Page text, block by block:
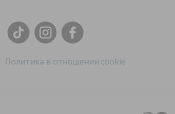
Политика в отношении cookie